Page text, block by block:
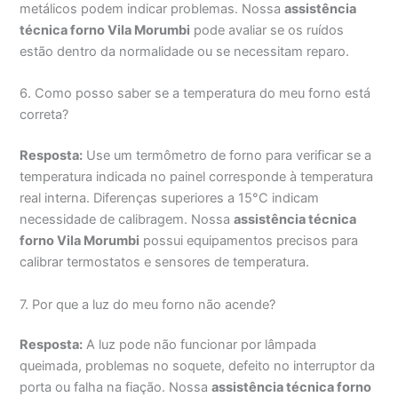
metálicos podem indicar problemas. Nossaassistência
técnica forno Vila Morumbi pode avaliar se os ruídos
estão dentro da normalidade ou se necessitam reparo.
6. Como posso saber se a temperatura do meu forno está
correta?
Resposta: Use um termômetro de forno para verificar se a
temperatura indicada no painel corresponde à temperatura
real interna. Diferenças superiores a 15°C indicam
necessidade de calibragem. Nossaassistência técnica
forno Vila Morumbi possui equipamentos precisos para
calibrar termostatos e sensores de temperatura.
7. Por que a luz do meu forno não acende?
Resposta: A luz pode não funcionar por lâmpada
queimada, problemas no soquete, defeito no interruptor da
porta ou falha na fiação. Nossaassistência técnica forno